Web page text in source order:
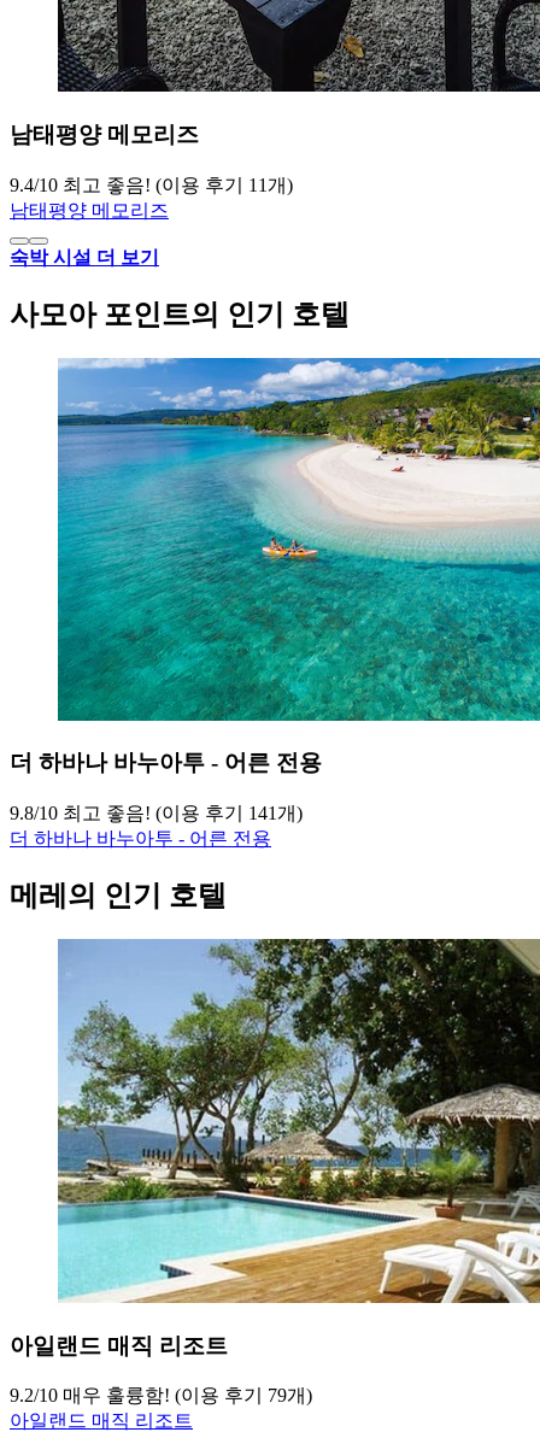
남태평양 메모리즈
9.4/10 최고 좋음! (이용 후기 11개)
남태평양 메모리즈
숙박 시설 더 보기
사모아 포인트의 인기 호텔
더 하바나 바누아투 - 어른 전용
9.8/10 최고 좋음! (이용 후기 141개)
더 하바나 바누아투 - 어른 전용
메레의 인기 호텔
아일랜드 매직 리조트
9.2/10 매우 훌륭함! (이용 후기 79개)
아일랜드 매직 리조트